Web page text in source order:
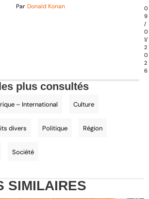
Par Donald Konan
0
9
/
0
1/
2
0
2
6
plus consultés
– International Culture
divers Politique Région
Société
SIMILAIRES